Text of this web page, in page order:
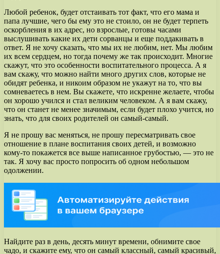
Любой ребенок, будет отстаивать тот факт, что его мама и
папа лучшие, чего бы ему это не стоило, он не будет терпеть
оскорбления в их адрес, но взрослые, готовы часами
выслушивать какие их дети сорванцы и еще поддакивать в
ответ. Я не хочу сказать, что мы их не любим, нет. Мы любим
их всем сердцем, но тогда почему же так происходит. Многие
скажут, что это особенности воспитательного процесса. А я
вам скажу, что можно найти много других слов, которые не
обидят ребенка, и никоим образом не укажут на то, что вы
сомневаетесь в нем. Вы скажете, что искренне желаете, чтобы
он хорошо учился и стал великим человеком. А я вам скажу,
что он станет не менее значимым, если будет плохо учится, но
знать, что для своих родителей он самый-самый.
Я не прошу вас меняться, не прошу пересматривать свое
отношение в плане воспитания своих детей, и возможно
кому-то покажется все выше написанное грубостью, — это не
так. Я хочу вас просто попросить об одном небольшом
одолжении.
Найдите раз в день, десять минут времени, обнимите свое
чадо, и скажите ему, что он самый классный, самый красивый,